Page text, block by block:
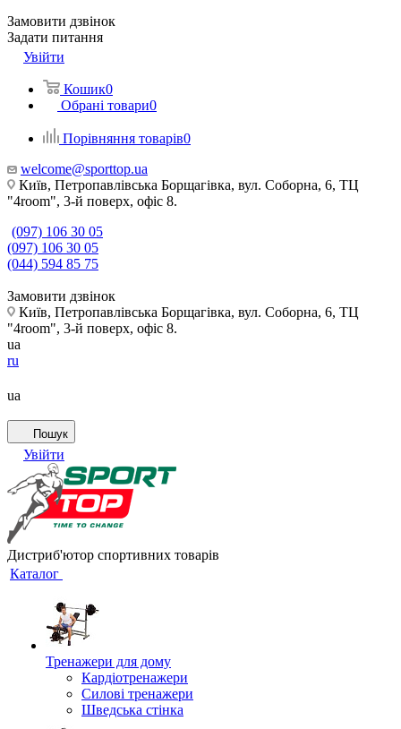
Замовити дзвінок
Задати питання
Увійти
Кошик0
Обрані товари0
Порівняння товарів0
welcome@sporttop.ua
Київ, Петропавлівська Борщагівка, вул. Соборна, 6, ТЦ
"4room", 3-й поверх, офіс 8.
(097) 106 30 05
(097) 106 30 05
(044) 594 85 75
Замовити дзвінок
Київ, Петропавлівська Борщагівка, вул. Соборна, 6, ТЦ
"4room", 3-й поверх, офіс 8.
ua
ru
ua
Пошук
Увійти
Дистриб'ютор спортивних товарів
Каталог
Тренажери для дому
Кардіотренажери
Силові тренажери
Шведська стінка